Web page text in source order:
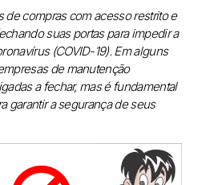
de compras com acesso restrito e
suas portas para impedir a
(COVID-19). Em alguns
de manutenção
a fechar, mas é fundamental
garantir a segurança de seus